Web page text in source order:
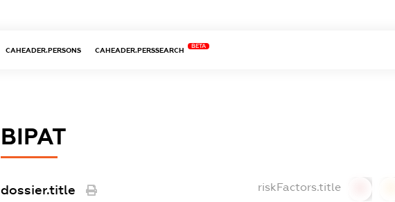
CAHEADER.PERSONS CAHEADER.PERSSEARCH
BETA
ВІРАТ
dossier.title riskFactors.title